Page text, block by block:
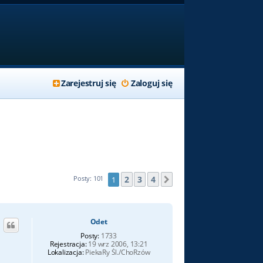
Zaloguj się
Zarejestruj się
Posty: 101 1 2 3 4
Odet
Posty: 1733
Rejestracja:19 wrz 2006, 13:21
Lokalizacja:PiekaRy Śl./ChoRzów